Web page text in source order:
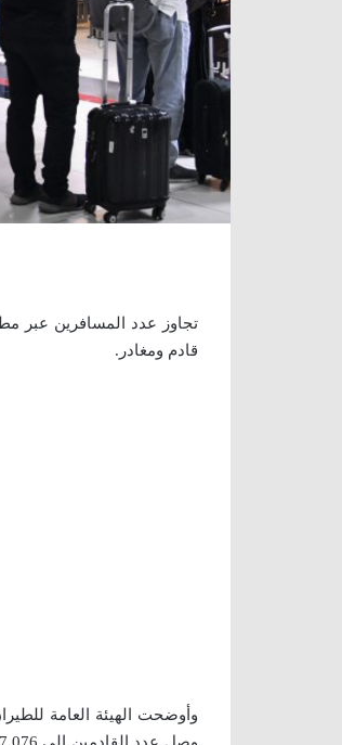
قادم ومغادر.